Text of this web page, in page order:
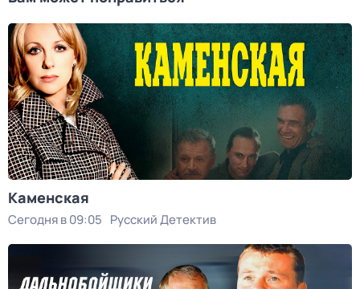
Каменская
Сегодня в 09:05 Русский Детектив